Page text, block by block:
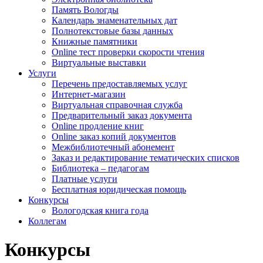
Память Вологды
Календарь знаменательных дат
Полнотекстовые базы данных
Книжные памятники
Online тест проверки скорости чтения
Виртуальные выставки
Услуги
Перечень предоставляемых услуг
Интернет-магазин
Виртуальная справочная служба
Предварительный заказ документа
Online продление книг
Online заказ копий документов
Межбиблиотечный абонемент
Заказ и редактирование тематических списков
Библиотека – педагогам
Платные услуги
Бесплатная юридическая помощь
Конкурсы
Вологодская книга года
Коллегам
Конкурсы